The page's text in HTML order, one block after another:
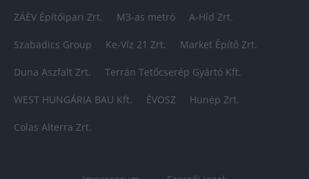
ZÁÉV Építőipari Zrt. M3-as metró A-Híd Zrt.
Szabadics Group Ke-Víz 21 Zrt. Market Építő Zrt.
Duna Aszfalt Zrt. Terrán Tetőcserép Gyártó Kft.
WEST HUNGÁRIA BAU Kft. ÉVOSZ Hunép Zrt.
Colas Alterra Zrt.